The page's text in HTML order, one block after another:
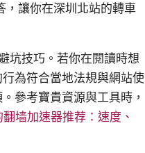
，讓你在深圳北站的轉車
坑技巧。若你在閱讀時想
為符合當地法規與網站使
參考寶貴資源與工具時，
墙加速器推荐：速度、